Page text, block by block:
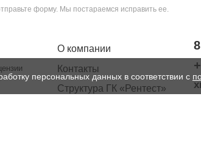
форму. Мы постараемся исправить ее.
О компании
Контакты
Структура ГК «Рентест»
персональных данных в соответствии с